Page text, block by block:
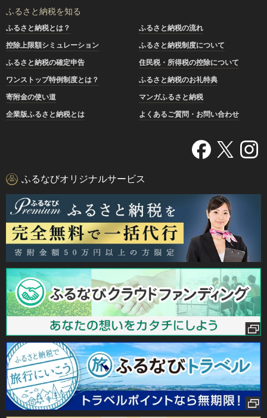
ふるさと納税を知る
ふるさと納税とは？
ふるさと納税の流れ
控除上限額シミュレーション
ふるさと納税制度について
ふるさと納税の確定申告
住民税・所得税の控除について
ワンストップ特例制度とは？
ふるさと納税のお礼特典
寄附金の使い道
マンガふるさと納税
企業版ふるさと納税とは
よくあるご質問・お問い合わせ
ふるなびオリジナルサービス